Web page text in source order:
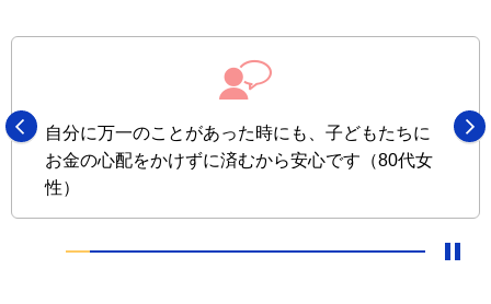
自分に万一のことがあった時にも、子どもたちに
お金の心配をかけずに済むから安心です（80代女
性）